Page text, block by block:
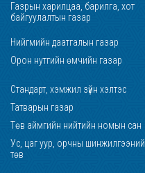
Газрын харилцаа, барилга, хот
байгуулалтын газар
Нийгмийн даатгалын газар
Орон нутгийн өмчийн газар
Стандарт, хэмжил зүйн хэлтэс
Татварын газар
Төв аймгийн нийтийн номын сан
Ус, цаг уур, орчны шинжилгээний
төв